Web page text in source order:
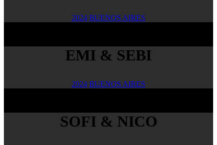
2024 BUENOS AIRES
EMI & SEBI
2024 BUENOS AIRES
SOFI & NICO